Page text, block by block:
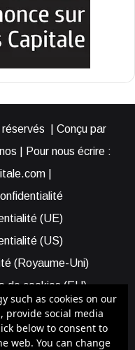
| Conçu par
| Pour nous écrire :
|
(UE)
(US)
(Royaume-Uni)
de cookies (EU)
Policy (US)
à Blois Capitale
such as cookies on our
provide social media
below to consent to
web. You can change